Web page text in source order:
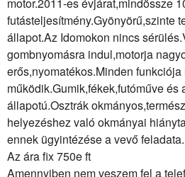
motor.2011-es évjárat,mindössze
futásteljesítmény.Gyönyörű,szinte
állapot.Az Idomokon nincs
gombnyomásra indul,motorja
erős,nyomatékos.Minden
működik.Gumik,fékek,futóműve és
állapotú.Osztrák
helyezéshez való okmányai
ennek ügyintézése a vevő feladata.
Az ára fix 750e ft
Amennyiben nem veszem fel a